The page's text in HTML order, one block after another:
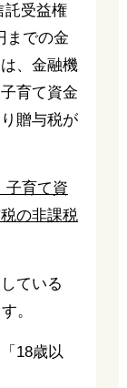
託受益権
までの金
、金融機
育て資金
贈与税が
子育て資
の非課税
ている
。
18歳以